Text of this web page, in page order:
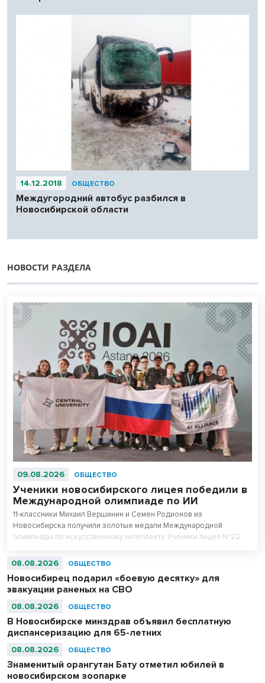
14.12.2018 ОБЩЕСТВО
Междугородний автобус разбился в
Новосибирской области
НОВОСТИ РАЗДЕЛА
09.08.2026 ОБЩЕСТВО
Ученики новосибирского лицея победили в
Международной олимпиаде по ИИ
11-классники Михаил Вершинин и Семен Родионов из
Новосибирска получили золотые медали Международной
олимпиады по искусственному интеллекту. Ученики лицея №22
абсолютными чемпионами соревнований.
08.08.2026 ОБЩЕСТВО
Новосибирец подарил «боевую десятку» для
эвакуации раненых на СВО
08.08.2026 ОБЩЕСТВО
В Новосибирске минздрав объявил бесплатную
диспансеризацию для 65-летних
08.08.2026 ОБЩЕСТВО
Знаменитый орангутан Бату отметил юбилей в
новосибирском зоопарке